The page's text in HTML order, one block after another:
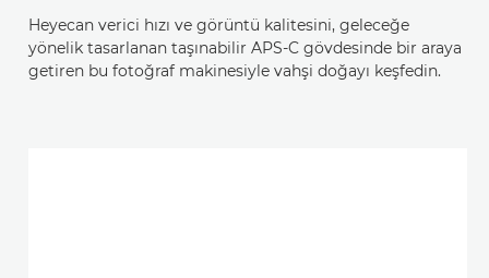
Heyecan verici hızı ve görüntü kalitesini, geleceğe
yönelik tasarlanan taşınabilir APS-C gövdesinde bir araya
getiren bu fotoğraf makinesiyle vahşi doğayı keşfedin.